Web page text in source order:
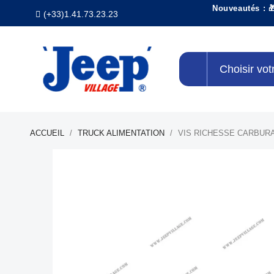
(+33)1.41.73.23.23
Nouveautés :
Choisir
ACCUEIL TRUCK ALIMENTATION VIS RICHESSE